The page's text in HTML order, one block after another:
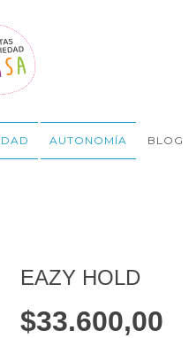
AUTONOMÍA BLOG
EAZY HOLD
$33.600,00